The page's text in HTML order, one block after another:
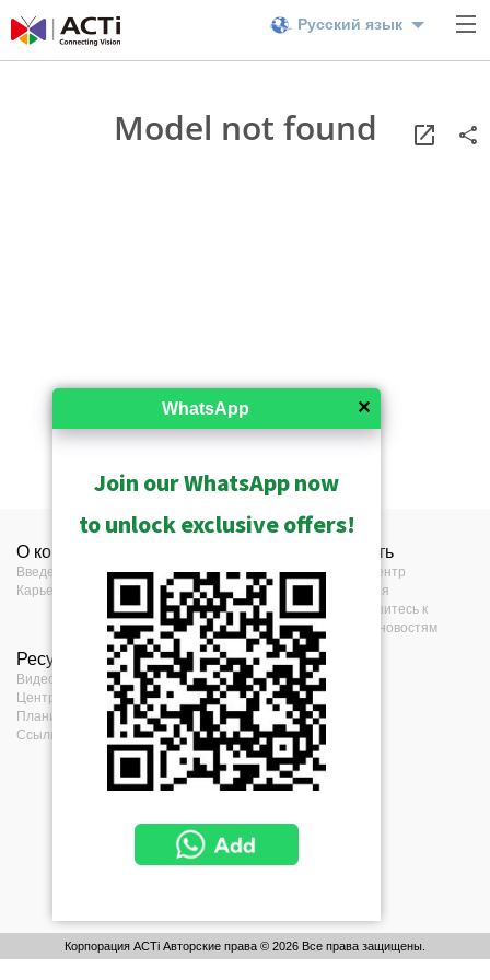
Русский язык
Model not found
О компании
Введение
Карьера
Контакты
Где купить
Обратная связь
Нажать
Прес-центр
События
Подпишитесь к
нашим новостям
Ресурсы
Видео
Центр загрузок
Планировщик проектов
Ссылки по проекту
Условия
Заявление о
конфиденциальности
политика
конфиденциальности
Политика в
отношении
файлов cookie
Корпорация ACTi Авторские права © 2026 Все права защищены.
✕
WhatsApp
Join our WhatsApp now
to unlock exclusive offers!